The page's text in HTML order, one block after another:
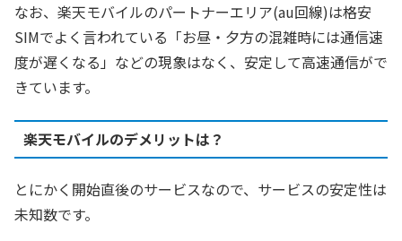
なお、楽天モバイルのパートナーエリア(au回線)は格安
SIMでよく言われている「お昼・夕方の混雑時には通信速
度が遅くなる」などの現象はなく、安定して高速通信がで
きています。
楽天モバイルのデメリットは？
とにかく開始直後のサービスなので、サービスの安定性は
未知数です。